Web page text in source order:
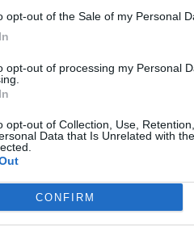
opt-out of the Sale of my Personal
opt-out of processing my Personal
opt-out of Collection, Use,
Data that Is Unrelated with
CONFIRM
Il Rayo Vallecano spinge per